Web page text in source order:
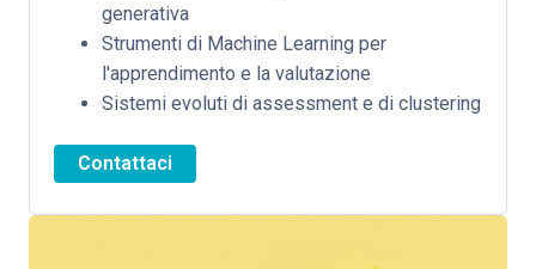
generativa
Strumenti di Machine Learning per
l'apprendimento e la valutazione
Sistemi evoluti di assessment e di clustering
Contattaci